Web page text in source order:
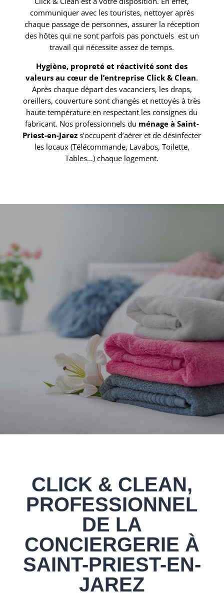
communiquer avec les touristes, nettoyer après
chaque passage de personnes, assurer la réception
des hôtes qui ne sont parfois pas ponctuels est un
travail qui nécessite assez de temps.
Hygiène, propreté et réactivité sont des
valeurs au cœur de l’entreprise Click & Clean.
Après chaque départ des vacanciers, les draps,
oreillers, couverture sont changés et nettoyés à très
haute température en respectant les consignes du
fabricant. Nos professionnels du ménage à Saint-
Priest-en-Jarez s’occupent d’aérer et de désinfecter
les locaux (Télécommande, Lavabos, Toilette,
Tables…) chaque logement.
CLICK & CLEAN,
PROFESSIONNEL
DE LA
CONCIERGERIE À
SAINT-PRIEST-EN-
JAREZ